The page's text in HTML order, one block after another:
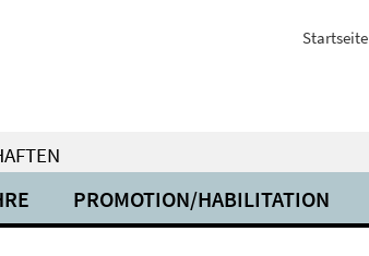
Startseite
PROMOTION/HABILITATION